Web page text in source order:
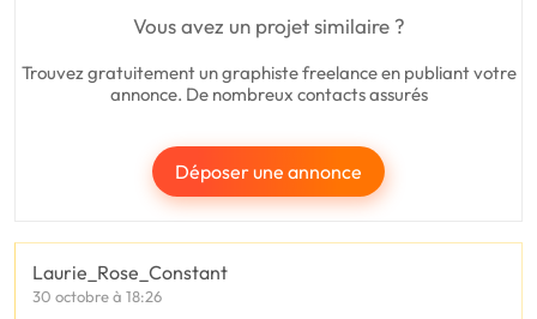
Vous avez un projet similaire ?
Trouvez gratuitement un graphiste freelance en publiant votre
annonce. De nombreux contacts assurés
Déposer une annonce
Laurie_Rose_Constant
30 octobre à 18:26